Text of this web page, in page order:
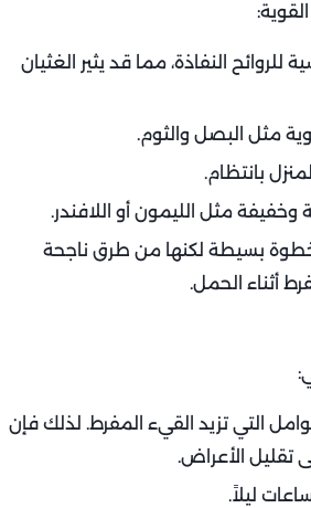
للروائح النفاذة، مما قد يثير الغثيان
مثل البصل والثوم.
بانتظام.
مثل الليمون أو اللافندر.
خطوة بسيطة لكنها من طرق ناجحة
أثناء الحمل.
التي تزيد القيء المفرط. لذلك فإن
تقليل الأعراض.